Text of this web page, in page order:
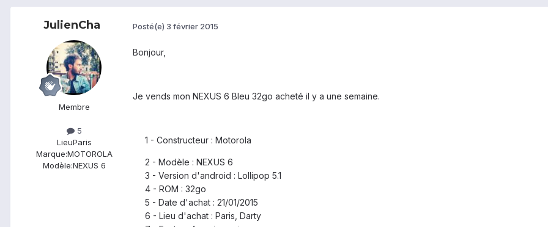
JulienCha
Membre
5
LieuParis
Marque:MOTOROLA
Modèle:NEXUS 6
Posté(e) 3 février 2015
Bonjour,
Je vends mon NEXUS 6 Bleu 32go acheté il y a une semaine.
1 - Constructeur : Motorola
2 - Modèle : NEXUS 6
3 - Version d'android : Lollipop 5.1
4 - ROM : 32go
5 - Date d'achat : 21/01/2015
6 - Lieu d'achat : Paris, Darty